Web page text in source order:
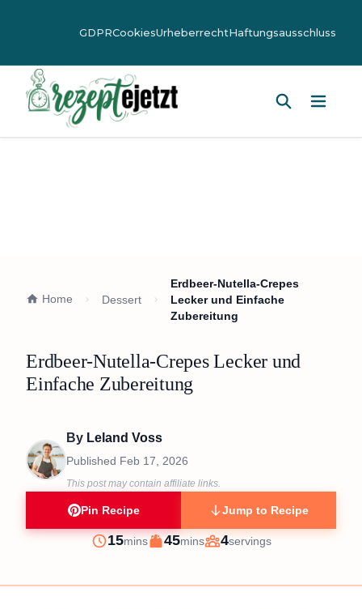
GDPRCookiesUrheberrechtHaftungsausschluss
Home Dessert
Erdbeer-Nutella-Crepes
Lecker und Einfache
Zubereitung
Erdbeer-Nutella-Crepes Lecker und
Einfache Zubereitung
By Leland Voss
Published Feb 17, 2026
This post may contain affiliate links.
Pin Recipe Jump to Recipe
Prep
15minutes
mins
Cook
45minutes
mins
Servings
4servings